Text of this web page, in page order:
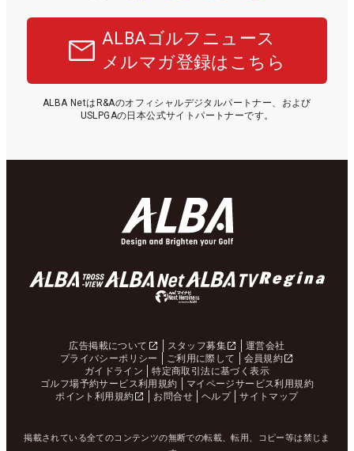
ALBAゴルフニュース
メルマガ登録はこちら
ALBA NetはR&Aのオフィシャルデジタルパートナー、および
USLPGAの日本公式サイトパートナーです。
広告掲載について スタッフ募集
運営会社
プライバシーポリシー
ご利用に際して
会員規約
ガイドライン
特定商取引法に基づく表示
ゴルフ場予約サービス利用規約
マイページサービス利用規約
ポイント利用規約
お問合せ ヘルプ サイトマップ
掲載されている全てのコンテンツの無断での転載、転用、コピー等は禁じま